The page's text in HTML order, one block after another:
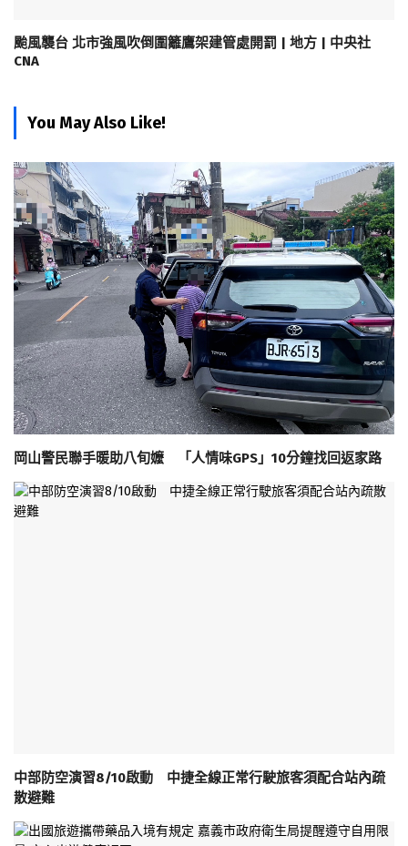
颱風襲台 北市強風吹倒圍籬鷹架建管處開罰 | 地方 | 中央社
CNA
You May Also Like!
岡山警民聯手暖助八旬嬤 「人情味GPS」10分鐘找回返家路
中部防空演習8/10啟動 中捷全線正常行駛旅客須配合站內疏
散避難